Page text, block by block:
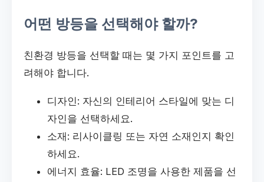
어떤 방등을 선택해야 할까?
친환경 방등을 선택할 때는 몇 가지 포인트를 고
려해야 합니다.
디자인: 자신의 인테리어 스타일에 맞는 디
자인을 선택하세요.
소재: 리사이클링 또는 자연 소재인지 확인
하세요.
에너지 효율: LED 조명을 사용한 제품을 선